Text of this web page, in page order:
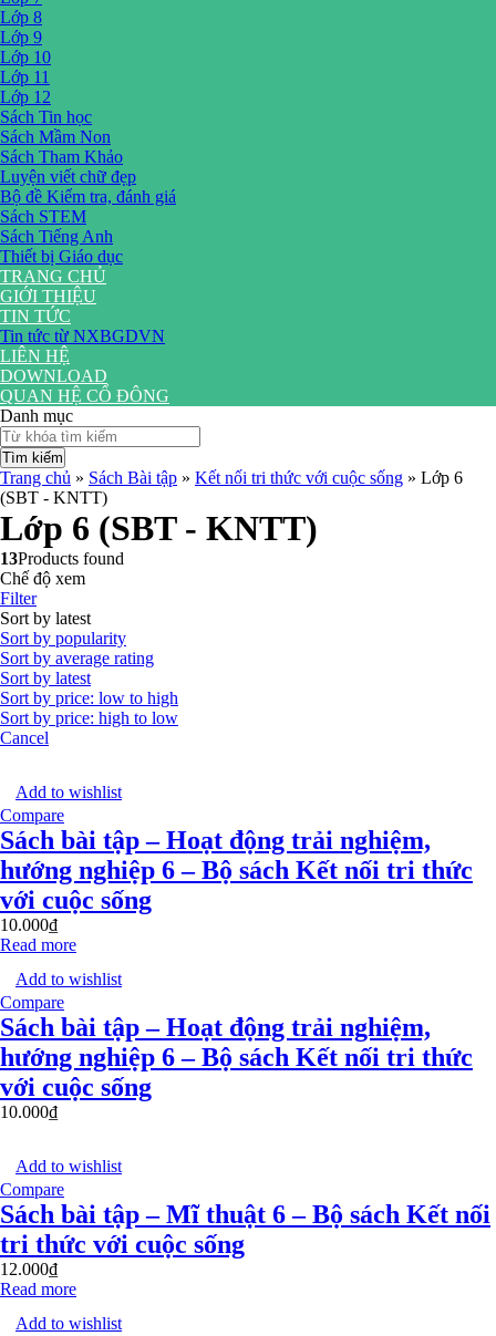
Lớp 8
Lớp 9
Lớp 10
Lớp 11
Lớp 12
Sách Tin học
Sách Mầm Non
Sách Tham Khảo
Luyện viết chữ đẹp
Bộ đề Kiểm tra, đánh giá
Sách STEM
Sách Tiếng Anh
Thiết bị Giáo dục
TRANG CHỦ
GIỚI THIỆU
TIN TỨC
Tin tức từ NXBGDVN
LIÊN HỆ
DOWNLOAD
QUAN HỆ CỔ ĐÔNG
Danh mục
Tìm kiếm
Trang chủ » Sách Bài tập » Kết nối tri thức với cuộc sống » Lớp 6
(SBT - KNTT)
Lớp 6 (SBT - KNTT)
13Products found
Chế độ xem
Filter
Sort by latest
Sort by popularity
Sort by average rating
Sort by latest
Sort by price: low to high
Sort by price: high to low
Cancel
Add to wishlist
Compare
Sách bài tập – Hoạt động trải nghiệm,
hướng nghiệp 6 – Bộ sách Kết nối tri thức
với cuộc sống
10.000₫
Read more
Add to wishlist
Compare
Sách bài tập – Hoạt động trải nghiệm,
hướng nghiệp 6 – Bộ sách Kết nối tri thức
với cuộc sống
10.000₫
Add to wishlist
Compare
Sách bài tập – Mĩ thuật 6 – Bộ sách Kết nối
tri thức với cuộc sống
12.000₫
Read more
Add to wishlist